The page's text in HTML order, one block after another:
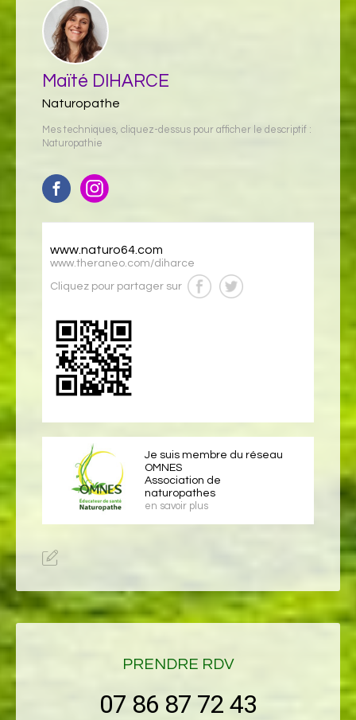
Maïté DIHARCE
Naturopathe
Mes techniques, cliquez-dessus pour afficher le descriptif :
Naturopathie
www.naturo64.com
www.theraneo.com/diharce
Cliquez pour partager sur
Je suis membre du réseau
OMNES
Association de
naturopathes
en savoir plus
PRENDRE RDV
07 86 87 72 43